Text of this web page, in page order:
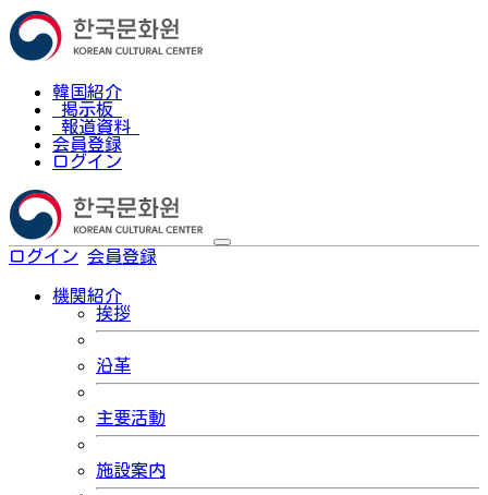
韓国紹介
掲示板
報道資料
会員登録
ログイン
ログイン 会員登録
機関紹介
挨拶
沿革
主要活動
施設案内